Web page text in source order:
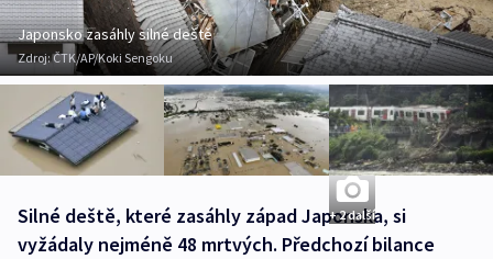
Japonsko zasáhly silné deště
Zdroj:ČTK/AP/Koki Sengoku
+ 2 další
Silné deště, které zasáhly západ Japonska, si
vyžádaly nejméně 48 mrtvých. Předchozí bilance